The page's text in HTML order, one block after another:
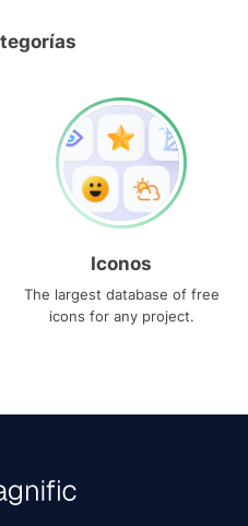
Iconos
The largest database of free
icons for any project.